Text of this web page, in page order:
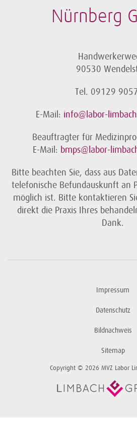
Nürnberg
90530
Tel. 09129
E-Mail: info@labor-
Beauftragter für
E-Mail: bmps@labor-
Bitte beachten Sie, dass aus
telefonische Befundauskunft an
möglich ist. Bitte kontaktieren
direkt die Praxis Ihres
Dank.
Impressum
Datenschutz
Bildnachweis
Sitemap
Copyright © 2026 MVZ Labor